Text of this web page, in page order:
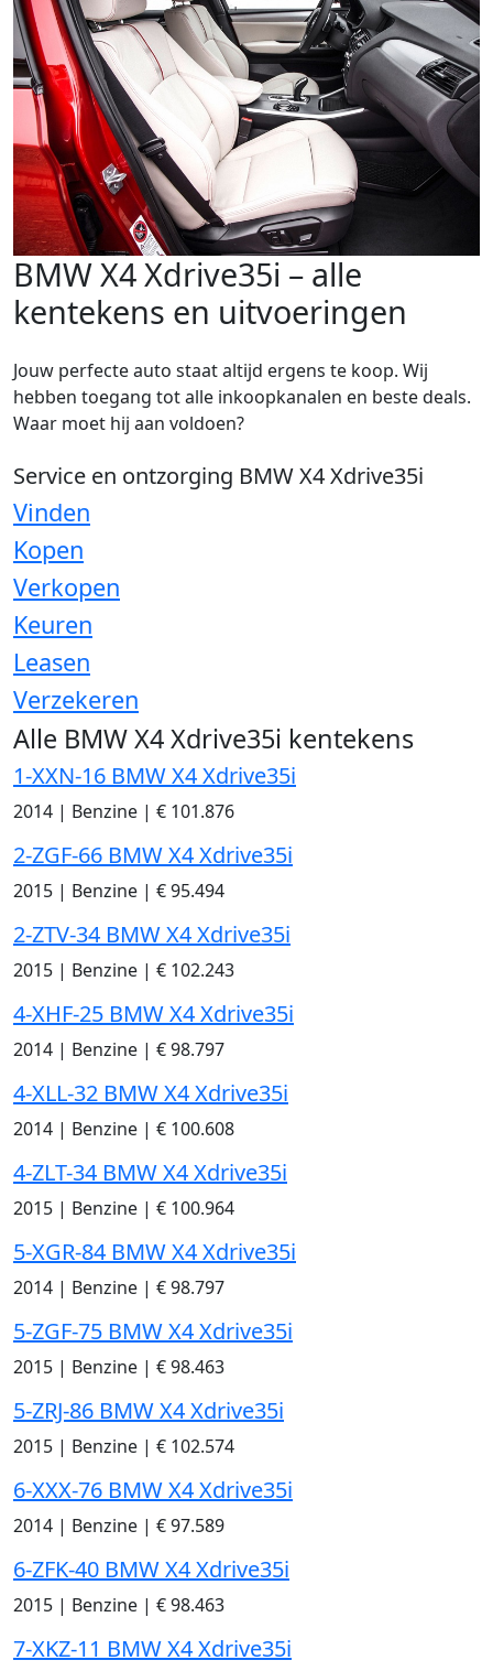
BMW X4 Xdrive35i – alle
kentekens en uitvoeringen
Jouw perfecte auto staat altijd ergens te koop. Wij
hebben toegang tot alle inkoopkanalen en beste deals.
Waar moet hij aan voldoen?
Service en ontzorging BMW X4 Xdrive35i
Vinden
Kopen
Verkopen
Keuren
Leasen
Verzekeren
Alle BMW X4 Xdrive35i kentekens
1-XXN-16 BMW X4 Xdrive35i
2014 | Benzine | € 101.876
2-ZGF-66 BMW X4 Xdrive35i
2015 | Benzine | € 95.494
2-ZTV-34 BMW X4 Xdrive35i
2015 | Benzine | € 102.243
4-XHF-25 BMW X4 Xdrive35i
2014 | Benzine | € 98.797
4-XLL-32 BMW X4 Xdrive35i
2014 | Benzine | € 100.608
4-ZLT-34 BMW X4 Xdrive35i
2015 | Benzine | € 100.964
5-XGR-84 BMW X4 Xdrive35i
2014 | Benzine | € 98.797
5-ZGF-75 BMW X4 Xdrive35i
2015 | Benzine | € 98.463
5-ZRJ-86 BMW X4 Xdrive35i
2015 | Benzine | € 102.574
6-XXX-76 BMW X4 Xdrive35i
2014 | Benzine | € 97.589
6-ZFK-40 BMW X4 Xdrive35i
2015 | Benzine | € 98.463
7-XKZ-11 BMW X4 Xdrive35i